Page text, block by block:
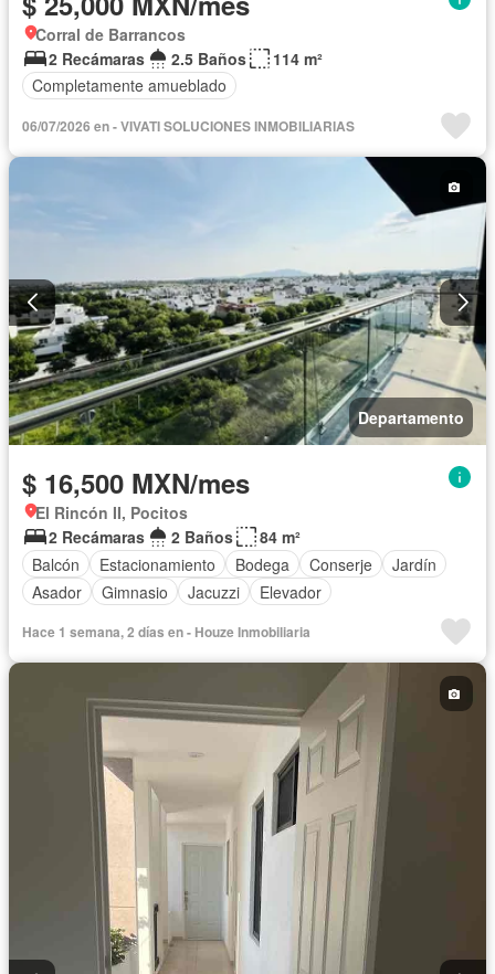
Corral de Barrancos
2 Recámaras
2.5 Baños
114 m²
Completamente amueblado
06/07/2026 en - VIVATI SOLUCIONES INMOBILIARIAS
Departamento
$ 16,500 MXN/mes
El Rincón II, Pocitos
2 Recámaras
2 Baños
84 m²
Balcón
Estacionamiento Bodega Conserje
Jardín
Asador
Gimnasio Jacuzzi Elevador
Hace 1 semana, 2 días en - Houze Inmobiliaria